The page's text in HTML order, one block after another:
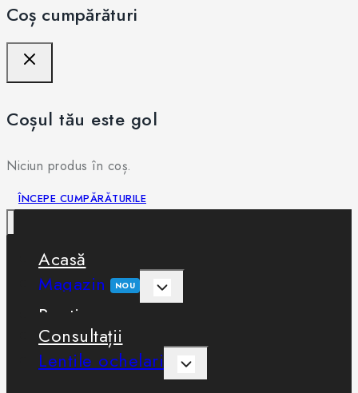
Coș cumpărături
Coșul tău este gol
Niciun produs în coș.
ÎNCEPE CUMPĂRĂTURILE
Acasă
Magazin
NOU
Boutique
Consultații
Lentile ochelari